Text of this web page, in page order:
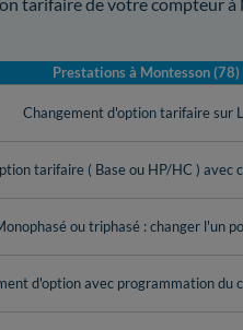
tarifaire de votre compteur
Prestations à Montesson (78)
Changement d'option tarifaire sur
tarifaire ( Base ou HP/HC ) avec
ou triphasé : changer l'un
d'option avec programmation du